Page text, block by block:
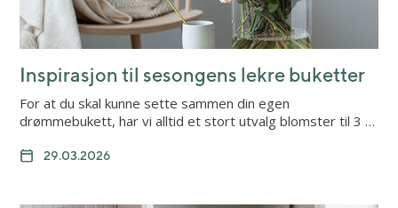
Inspirasjon til sesongens lekre buketter
For at du skal kunne sette sammen din egen
drømmebukett, har vi alltid et stort utvalg blomster til 3 …
29.03.2026